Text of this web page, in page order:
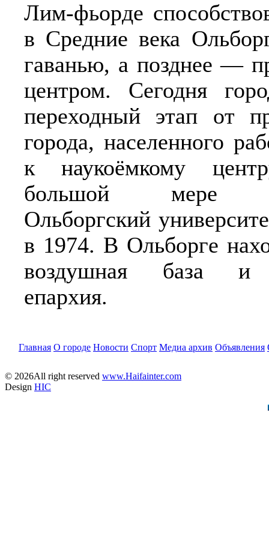
Лим-фьорде
в Средние века
гаванью, а позднее —
центром. Сегодня
переходный этап от
города, населенного
к наукоёмкому
большой мере
Ольборгский
в 1974. В Ольборге
воздушная база и
епархия.
Главная О городе Новости Спорт Медиа архив Объявления
© 2026All right reserved www.Haifainter.com
Design HIC